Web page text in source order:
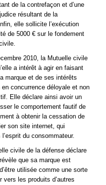
de la contrefaçon et d’une
résultant de la
elle sollicite l’exécution
de 5000 € sur le fondement
2010, la Mutuelle civile
a intérêt à agir en faisant
marque et de ses intérêts
concurrence déloyale et non
Elle déclare ainsi avoir un
le comportement fautif de
à obtenir la cessation de
son site internet, qui
du consommateur.
civile de la défense déclare
que sa marque est
utilisée comme une sorte
les produits d’autres